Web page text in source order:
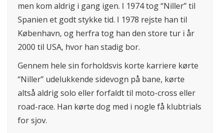
men kom aldrig i gang igen. I 1974 tog “Niller” til
Spanien et godt stykke tid. I 1978 rejste han til
København, og herfra tog han den store tur i år
2000 til USA, hvor han stadig bor.
Gennem hele sin forholdsvis korte karriere kørte
“Niller” udelukkende sidevogn på bane, kørte
altså aldrig solo eller forfaldt til moto-cross eller
road-race. Han kørte dog med i nogle få klubtrials
for sjov.